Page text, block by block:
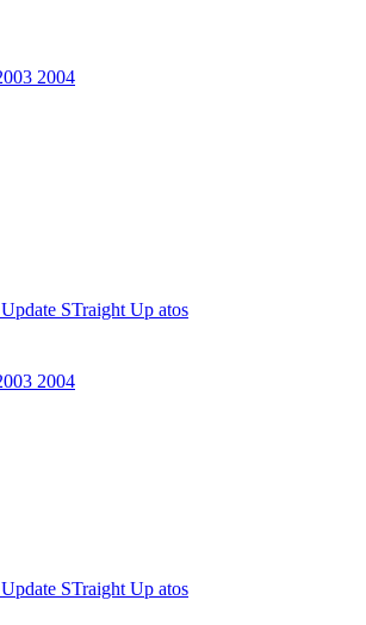
2004
STraight Up atos
2004
STraight Up atos